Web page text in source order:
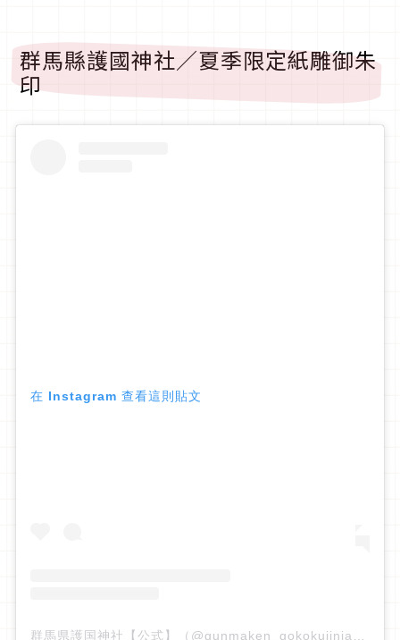
群馬縣護國神社／夏季限定紙雕御朱
印
在 Instagram 查看這則貼文